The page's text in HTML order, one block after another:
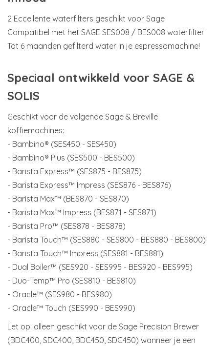
2 Eccellente waterfilters geschikt voor Sage
Compatibel met het SAGE SES008 / BES008 waterfilter
Tot 6 maanden gefilterd water in je espressomachine!
Speciaal ontwikkeld voor SAGE &
SOLIS
Geschikt voor de volgende Sage & Breville
koffiemachines:
- Bambino® (SES450 - SES450)
- Bambino® Plus (SES500 - BES500)
- Barista Express™ (SES875 - BES875)
- Barista Express™ Impress (SES876 - BES876)
- Barista Max™ (BES870 - SES870)
- Barista Max™ Impress (BES871 - SES871)
- Barista Pro™ (SES878 - BES878)
- Barista Touch™ (SES880 - SES800 - BES880 - BES800)
- Barista Touch™ Impress (SES881 - BES881)
- Dual Boiler™ (SES920 - SES995 - BES920 - BES995)
- Duo-Temp™ Pro (SES810 - BES810)
- Oracle™ (SES980 - BES980)
- Oracle™ Touch (SES990 - BES990)
Let op: alleen geschikt voor de Sage Precision Brewer
(BDC400, SDC400, BDC450, SDC450) wanneer je een